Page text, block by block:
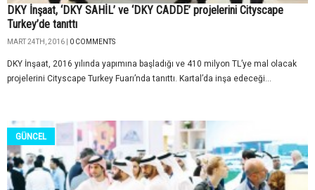
DKY İnşaat, ‘DKY SAHİL’ ve ‘DKY CADDE’ projelerini Cityscape
Turkey’de tanıttı
MART 24TH, 2016 | 0 COMMENTS
DKY İnşaat, 2016 yılında yapımına başladığı ve 410 milyon TL’ye mal olacak
projelerini Cityscape Turkey Fuarı’nda tanıttı. Kartal’da inşa edeceği...
GÜNCEL